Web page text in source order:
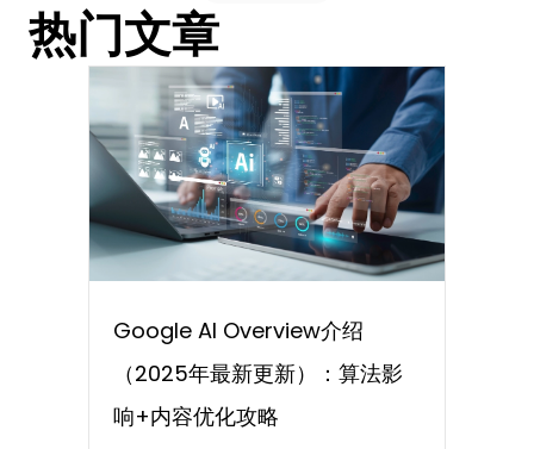
热门文章
Google AI Overview介绍
（2025年最新更新）：算法影
响+内容优化攻略